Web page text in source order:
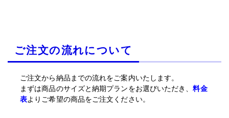
ご注文の流れについて
ご注文から納品までの流れをご案内いたします。
まずは商品のサイズと納期プランをお選びいただき、料金
表よりご希望の商品をご注文ください。